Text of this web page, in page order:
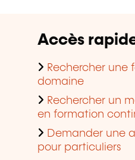
Accès
Rechercher une
domaine
Rechercher un
en formation
Demander une
pour particuliers